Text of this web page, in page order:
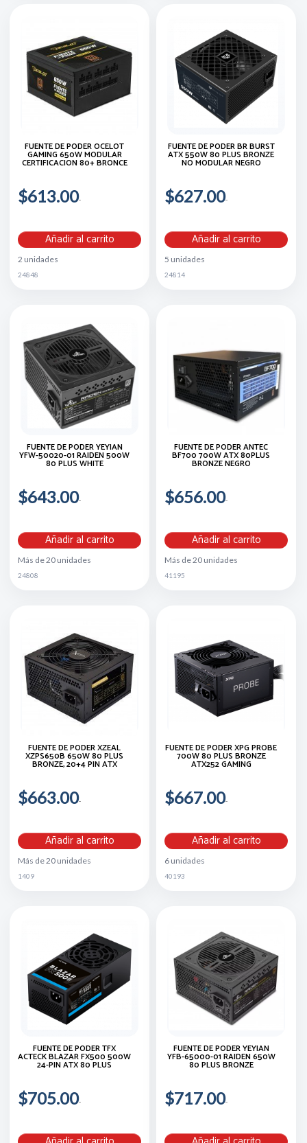
FUENTE DE PODER OCELOT
GAMING 650W MODULAR
CERTIFICACION 80+ BRONCE
$613.00
Añadir al carrito
2 unidades
24848
FUENTE DE PODER BR BURST
ATX 550W 80 PLUS BRONZE
NO MODULAR NEGRO
$627.00
Añadir al carrito
5 unidades
24814
FUENTE DE PODER YEYIAN
YFW-50020-01 RAIDEN 500W
80 PLUS WHITE
$643.00
Añadir al carrito
Más de 20 unidades
24808
FUENTE DE PODER ANTEC
BF700 700W ATX 80PLUS
BRONZE NEGRO
$656.00
Añadir al carrito
Más de 20 unidades
41195
FUENTE DE PODER XZEAL
XZPS650B 650W 80 PLUS
BRONZE, 20+4 PIN ATX
$663.00
Añadir al carrito
Más de 20 unidades
1409
FUENTE DE PODER XPG PROBE
700W 80 PLUS BRONZE
ATX252 GAMING
$667.00
Añadir al carrito
6 unidades
40193
FUENTE DE PODER TFX
ACTECK BLAZAR FX500 500W
24-PIN ATX 80 PLUS
$705.00
FUENTE DE PODER YEYIAN
YFB-65000-01 RAIDEN 650W
80 PLUS BRONZE
$717.00